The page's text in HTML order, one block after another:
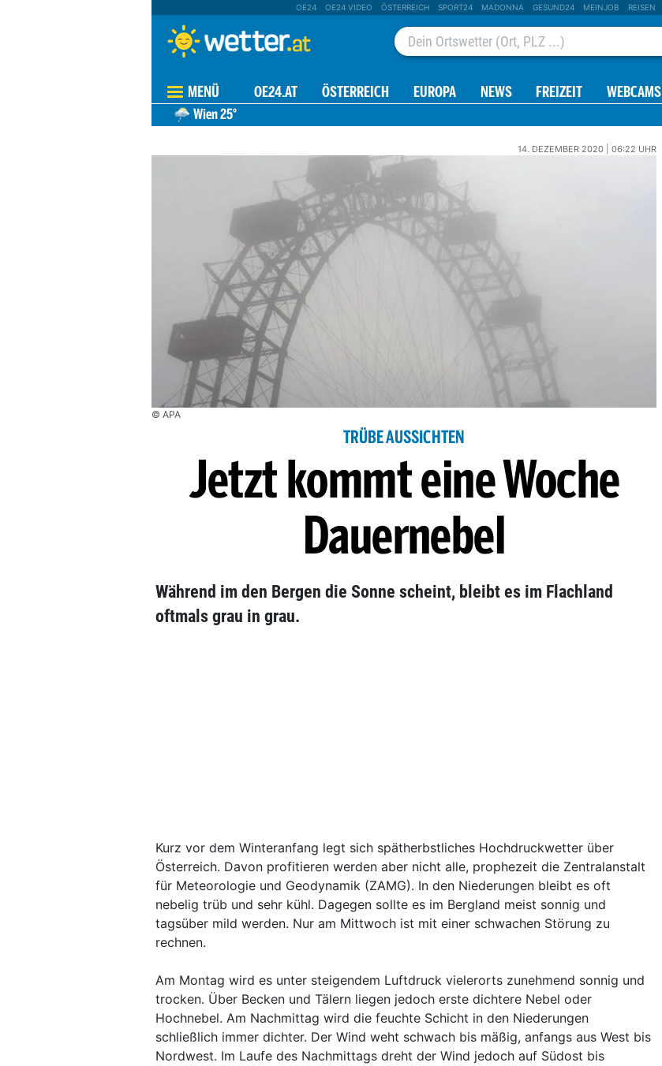
OE24 OE24 VIDEO ÖSTERREICH SPORT24 MADONNA GESUND24 MEINJOB REISEN
MENÜ OE24.AT ÖSTERREICH EUROPA NEWS FREIZEIT WEBCAMS
Wien25°
14. DEZEMBER 2020 | 06:22 UHR
© APA
TRÜBE AUSSICHTEN
Jetzt kommt eine Woche
Dauernebel
Während im den Bergen die Sonne scheint, bleibt es im Flachland
oftmals grau in grau.
Kurz vor dem Winteranfang legt sich spätherbstliches Hochdruckwetter über
Österreich. Davon profitieren werden aber nicht alle, prophezeit die Zentralanstalt
für Meteorologie und Geodynamik (ZAMG). In den Niederungen bleibt es oft
nebelig trüb und sehr kühl. Dagegen sollte es im Bergland meist sonnig und
tagsüber mild werden. Nur am Mittwoch ist mit einer schwachen Störung zu
rechnen.
Am Montag wird es unter steigendem Luftdruck vielerorts zunehmend sonnig und
trocken. Über Becken und Tälern liegen jedoch erste dichtere Nebel oder
Hochnebel. Am Nachmittag wird die feuchte Schicht in den Niederungen
schließlich immer dichter. Der Wind weht schwach bis mäßig, anfangs aus West bis
Nordwest. Im Laufe des Nachmittags dreht der Wind jedoch auf Südost bis